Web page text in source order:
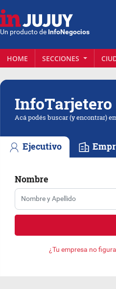
Un producto de InfoNegocios
HOME SECCIONES
InfoTarjetero
Acá podés buscar (y encontrar)
Ejecutivo
Nombre
¿Tu empresa no